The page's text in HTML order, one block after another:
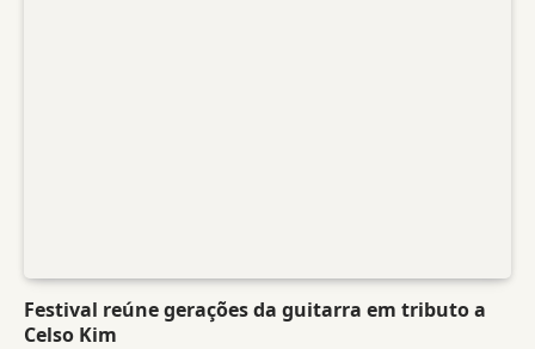
Festival reúne gerações da guitarra em tributo a
Celso Kim